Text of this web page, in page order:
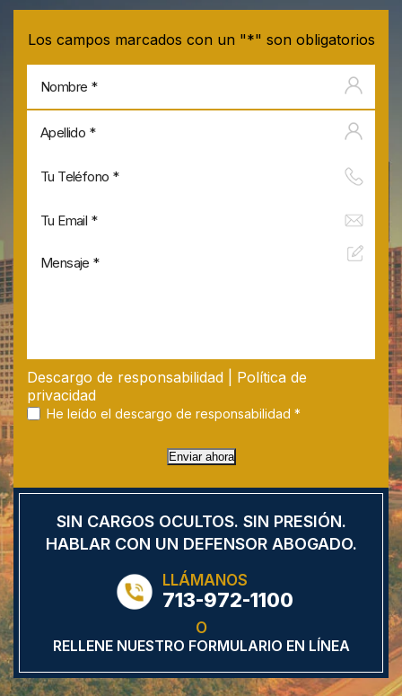
Los campos marcados con un "*" son obligatorios
Descargo de responsabilidad
Política de
privacidad
He leído el descargo de responsabilidad *
Enviar ahora
SIN CARGOS OCULTOS. SIN PRESIÓN.
HABLAR CON UN DEFENSORABOGADO.
LLÁMANOS
713-972-1100
O
RELLENE NUESTRO FORMULARIO EN LÍNEA